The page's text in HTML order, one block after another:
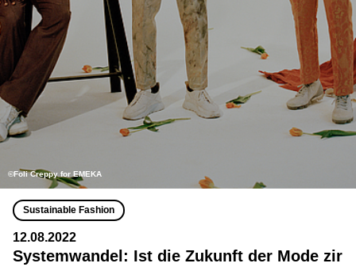
©Foli Creppy for EMEKA
Sustainable Fashion
12.08.2022
Systemwandel: Ist die Zukunft der Mode zir